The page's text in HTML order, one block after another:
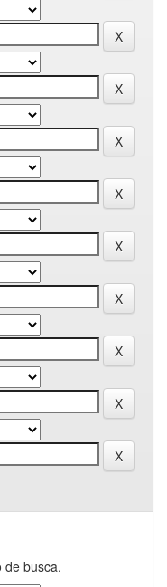
de busca.